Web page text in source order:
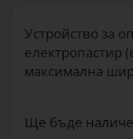
Устройство за
електропастир
максимална
Ще бъде